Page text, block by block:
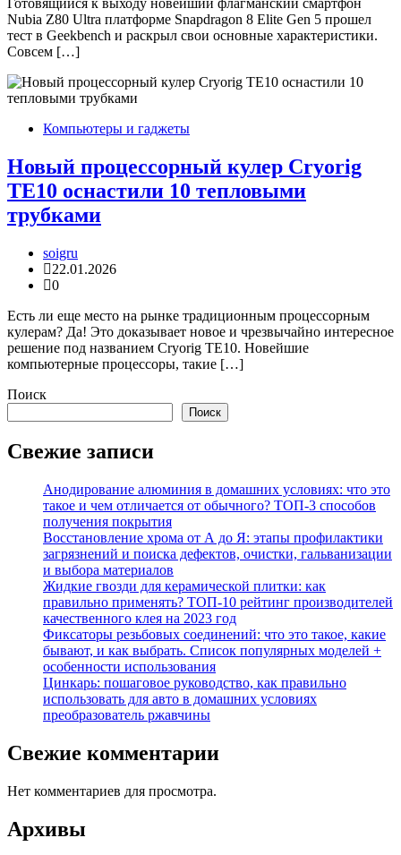
Готовящийся к выходу новейший флагманский смартфон
Nubia Z80 Ultra платформе Snapdragon 8 Elite Gen 5 прошел
тест в Geekbench и раскрыл свои основные характеристики.
Совсем […]
Компьютеры и гаджеты
Новый процессорный кулер Cryorig
TE10 оснастили 10 тепловыми
трубками
soigru
22.01.2026
0
Есть ли еще место на рынке традиционным процессорным
кулерам? Да! Это доказывает новое и чрезвычайно интересное
решение под названием Cryorig TE10. Новейшие
компьютерные процессоры, такие […]
Поиск
Поиск
Свежие записи
Анодирование алюминия в домашних условиях: что это
такое и чем отличается от обычного? ТОП-3 способов
получения покрытия
Восстановление хрома от А до Я: этапы профилактики
загрязнений и поиска дефектов, очистки, гальванизации
и выбора материалов
Жидкие гвозди для керамической плитки: как
правильно применять? ТОП-10 рейтинг производителей
качественного клея на 2023 год
Фиксаторы резьбовых соединений: что это такое, какие
бывают, и как выбрать. Список популярных моделей +
особенности использования
Цинкарь: пошаговое руководство, как правильно
использовать для авто в домашних условиях
преобразователь ржавчины
Свежие комментарии
Нет комментариев для просмотра.
Архивы